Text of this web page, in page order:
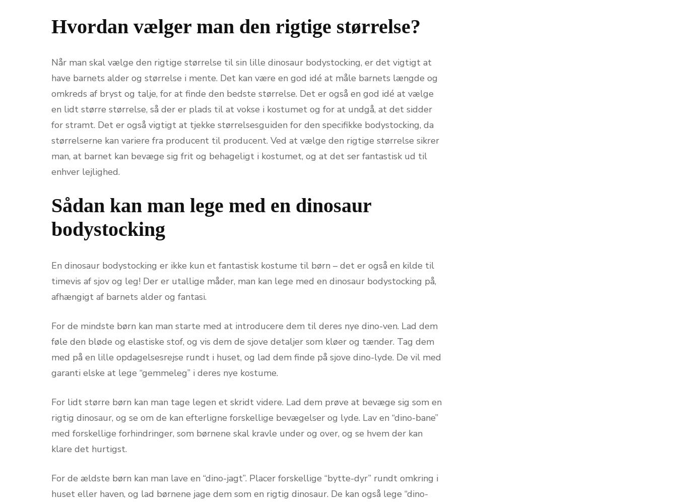
Hvordan vælger man den rigtige størrelse?
Når man skal vælge den rigtige størrelse til sin lille dinosaur bodystocking, er det vigtigt at
have barnets alder og størrelse i mente. Det kan være en god idé at måle barnets længde og
omkreds af bryst og talje, for at finde den bedste størrelse. Det er også en god idé at vælge
en lidt større størrelse, så der er plads til at vokse i kostumet og for at undgå, at det sidder
for stramt. Det er også vigtigt at tjekke størrelsesguiden for den specifikke bodystocking, da
størrelserne kan variere fra producent til producent. Ved at vælge den rigtige størrelse sikrer
man, at barnet kan bevæge sig frit og behageligt i kostumet, og at det ser fantastisk ud til
enhver lejlighed.
Sådan kan man lege med en dinosaur
bodystocking
En dinosaur bodystocking er ikke kun et fantastisk kostume til børn – det er også en kilde til
timevis af sjov og leg! Der er utallige måder, man kan lege med en dinosaur bodystocking på,
afhængigt af barnets alder og fantasi.
For de mindste børn kan man starte med at introducere dem til deres nye dino-ven. Lad dem
føle den bløde og elastiske stof, og vis dem de sjove detaljer som kløer og tænder. Tag dem
med på en lille opdagelsesrejse rundt i huset, og lad dem finde på sjove dino-lyde. De vil med
garanti elske at lege “gemmeleg” i deres nye kostume.
For lidt større børn kan man tage legen et skridt videre. Lad dem prøve at bevæge sig som en
rigtig dinosaur, og se om de kan efterligne forskellige bevægelser og lyde. Lav en “dino-bane”
med forskellige forhindringer, som børnene skal kravle under og over, og se hvem der kan
klare det hurtigst.
For de ældste børn kan man lave en “dino-jagt”. Placer forskellige “bytte-dyr” rundt omkring i
huset eller haven, og lad børnene jage dem som en rigtig dinosaur. De kan også lege “dino-